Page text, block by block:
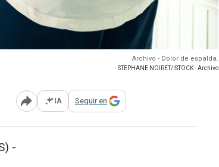
Archivo - Dolor de espalda.
- STEPHANE NOIRET/ISTOCK - Archivo
Abrir opciones para compartir
IA Seguir en
-